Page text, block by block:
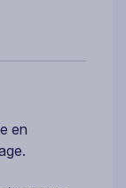
en